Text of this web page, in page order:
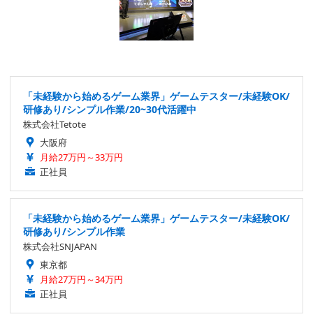
「未経験から始めるゲーム業界」ゲームテスター/未経験OK/
研修あり/シンプル作業/20~30代活躍中
株式会社Tetote
大阪府
月給27万円～33万円
正社員
「未経験から始めるゲーム業界」ゲームテスター/未経験OK/
研修あり/シンプル作業
株式会社SNJAPAN
東京都
月給27万円～34万円
正社員